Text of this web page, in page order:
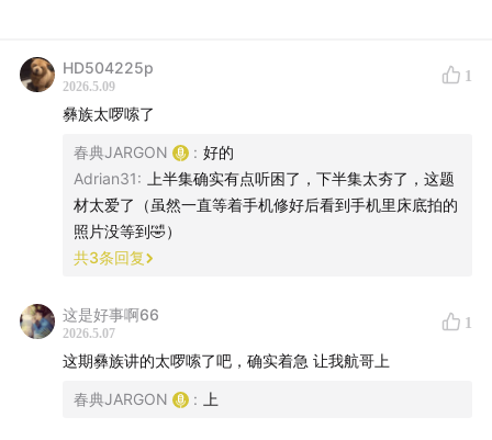
HD504225p
2026.5.09
1
彝族太啰嗦了
春典JARGON : 好的
Adrian31:
上半集确实有点听困了，下半集太夯了，这题
材太爱了（虽然一直等着手机修好后看到手机里床底拍的
照片没等到🤣）
共3条回复
这是好事啊66
2026.5.07
1
这期彝族讲的太啰嗦了吧，确实着急 让我航哥上
春典JARGON : 上